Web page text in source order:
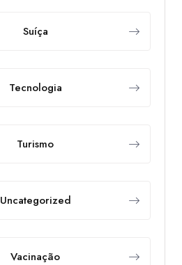
Suíça
Tecnologia
Turismo
Uncategorized
Vacinação